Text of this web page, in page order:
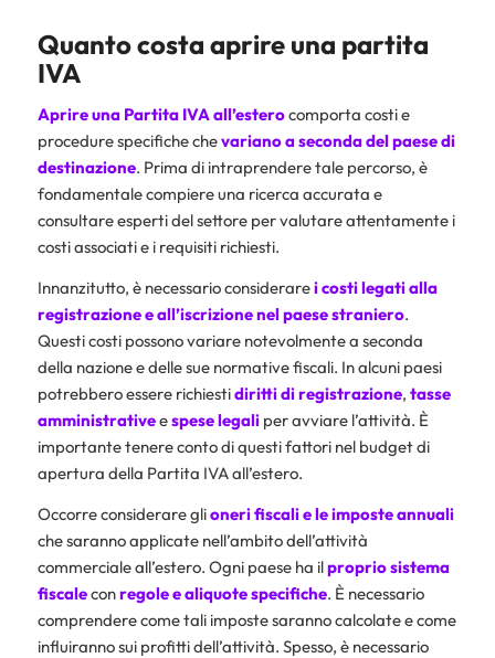
Quanto costa aprire una partita
IVA
Aprire una Partita IVA all’esterocomporta costi e
procedure specifiche chevariano a seconda del paese di
destinazione. Prima di intraprendere tale percorso, è
fondamentale compiere una ricerca accurata e
consultare esperti del settore per valutare attentamente i
costi associati e i requisiti richiesti.
Innanzitutto, è necessario considerarei costi legati alla
registrazione e all’iscrizione nel paese straniero.
Questi costi possono variare notevolmente a seconda
della nazione e delle sue normative fiscali. In alcuni paesi
potrebbero essere richiestidiritti di registrazione, tasse
amministrativeespese legaliper avviare l’attività. È
importante tenere conto di questi fattori nel budget di
apertura della Partita IVA all’estero.
Occorre considerare glioneri fiscali e le imposte annuali
che saranno applicate nell’ambito dell’attività
commerciale all’estero. Ogni paese ha ilproprio sistema
fiscaleconregole e aliquote specifiche. È necessario
comprendere come tali imposte saranno calcolate e come
influiranno sui profitti dell’attività. Spesso, è necessario